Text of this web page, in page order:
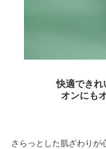
快適できれ
オンにも
さらっとした肌ざわりが